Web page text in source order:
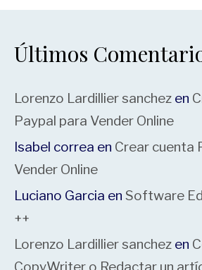
Últimos
Lorenzo Lardillier sanchezen
Paypal para Vender Online
Isabel correa en Crear cuenta
Vender Online
Luciano Garcia en Software
++
Lorenzo Lardillier sanchezen